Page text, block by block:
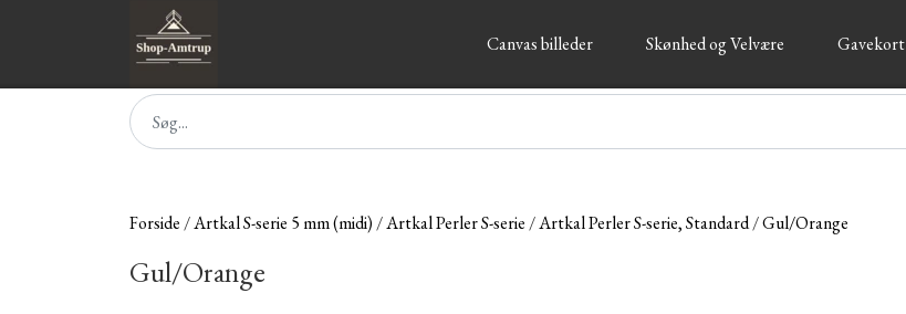
Canvas billeder Skønhed og Velvære Gavekort
Forside Artkal S-serie 5 mm (midi) Artkal Perler S-serie Artkal Perler S-serie, Standard Gul/Orange
Gul/Orange